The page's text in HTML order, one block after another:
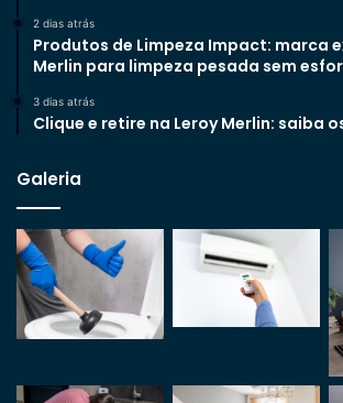
2 dias atrás
Produtos de Limpeza Impact: marca
Merlin para limpeza pesada sem
3 dias atrás
Clique e retire na Leroy Merlin: saiba
Galeria